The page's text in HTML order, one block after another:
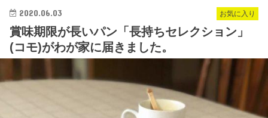
お気に入り
2020.06.03
賞味期限が長いパン「長持ちセレクション」
(コモ)がわが家に届きました。